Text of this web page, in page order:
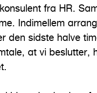
fra HR.
Indimellem
den sidste halve
at vi beslutter,